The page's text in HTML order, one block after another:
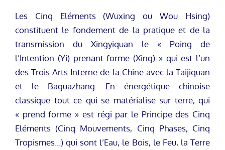
Les Cinq Eléments (Wuxing ou Wou Hsing)
constituent le fondement de la pratique et de la
transmission du Xingyiquan le « Poing de
l’Intention (Yi) prenant forme (Xing) » qui est l’un
des Trois Arts Interne de la Chine avec la Taijiquan
et le Baguazhang. En énergétique chinoise
classique tout ce qui se matérialise sur terre, qui
« prend forme » est régi par le Principe des Cinq
Eléments (Cinq Mouvements, Cinq Phases, Cinq
Tropismes…) qui sont l’Eau, le Bois, le Feu, la Terre